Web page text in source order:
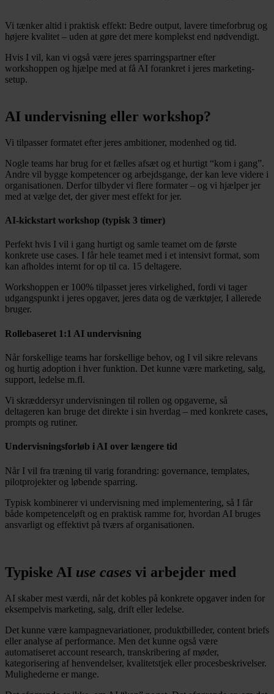
Vi tænker altid i praktisk effekt: Bedre output, lavere timeforbrug og
højere kvalitet – uden at gøre det mere komplekst end nødvendigt.
Hvis I vil, kan vi også være jeres sparringspartner efter
workshoppen og hjælpe med at få AI forankret i jeres marketing-
setup.
AI undervisning eller workshop?
Vi tilpasser formatet efter jeres ambitioner, modenhed og tid.
Nogle teams har brug for et fælles afsæt og et hurtigt “kom i gang”.
Andre vil bygge kompetencer og arbejdsgange, der kan leve videre i
organisationen. Derfor tilbyder vi flere formater – og vi hjælper jer
med at vælge det, der giver mest effekt for jer.
AI-kickstart workshop (typisk 3 timer)
Perfekt hvis I vil i gang hurtigt og samle teamet om de første
konkrete use cases. I får hele teamet med i et intensivt format, som
kan afholdes internt for op til ca. 15 deltagere.
Workshoppen er 100% tilpasset jeres virkelighed, fordi vi tager
udgangspunkt i jeres opgaver, jeres data og de værktøjer, I allerede
bruger.
Rollebaseret 1:1 AI undervisning
Når forskellige teams har forskellige behov, og I vil sikre relevans
og hurtig adoption i hver funktion. Det kunne være marketing, salg,
support, ledelse m.fl.
Vi skræddersyr undervisningen til rollen og opgaverne, så
deltageren kan bruge det direkte i sin hverdag – med konkrete cases,
prompts og rutiner.
Undervisningsforløb i AI over længere tid
Når I vil fra træning til varig forandring: governance, templates,
pilotprojekter og løbende sparring.
Typisk kombinerer vi undervisning med implementering, så I får
både kompetenceløft og en praktisk ramme for, hvordan AI bruges
ansvarligt og effektivt på tværs af organisationen.
Typiske AI use cases vi arbejder med
AI skaber mest værdi, når det kobles på konkrete opgaver inden for
eksempelvis marketing, salg, drift eller ledelse.
Det kunne være kampagnevariationer, produktbilleder, content briefs
eller analyse af performance. Men det kunne også være
automatiseret account research, transkribering af møder,
kategorisering af henvendelser, kvalitetstjek eller procesbeskrivelser.
Mulighederne er mange.